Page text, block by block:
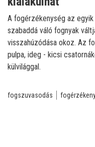
A fogérzékenység az
szabaddá váló fognyak
visszahúzódása okoz. Az
pulpa, ideg - kicsi
külvilággal.
fogszuvasodás